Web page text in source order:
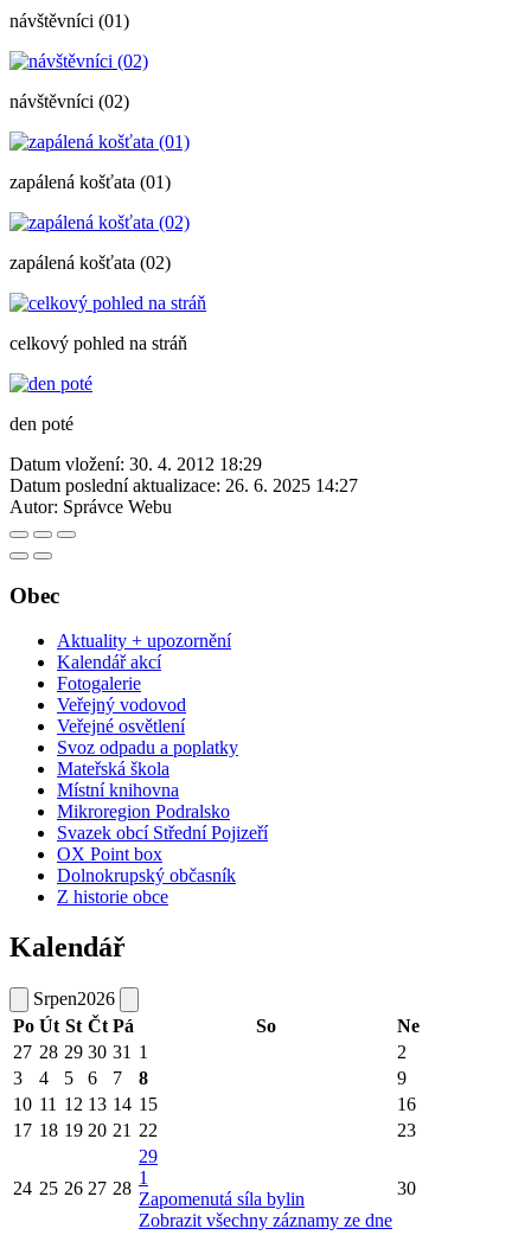
návštěvníci (01)
návštěvníci (02)
zapálená košťata (01)
zapálená košťata (02)
celkový pohled na stráň
den poté
Datum vložení: 30. 4. 2012 18:29
Datum poslední aktualizace: 26. 6. 2025 14:27
Autor: Správce Webu
Obec
Aktuality + upozornění
Kalendář akcí
Fotogalerie
Veřejný vodovod
Veřejné osvětlení
Svoz odpadu a poplatky
Mateřská škola
Místní knihovna
Mikroregion Podralsko
Svazek obcí Střední Pojizeří
OX Point box
Dolnokrupský občasník
Z historie obce
Kalendář
Srpen2026
Po Út St Čt Pá So
Ne
27 28 29 30 31 1
2
3
4 5 6 7 8
9
10 11 12 13 14 15
16
17 18 19 20 21 22 23
24 25 26 27 28
29
1
Zapomenutá síla bylin
Zobrazit všechny záznamy ze dne
30